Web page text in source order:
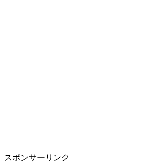
スポンサーリンク